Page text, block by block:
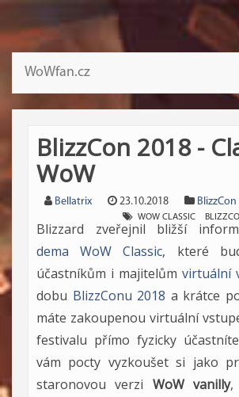
WoWfan.cz
BlizzCon 2018 -
WoW
Bellatrix 23.10.2018 BlizzCon
WOW CLASSIC
Blizzard zveřejnil bližší
dema WoW Classic, které
účastníkům i majitelům virtuální
dobu BlizzConu 2018 a krátce
máte zakoupenou virtuální
festivalu přímo fyzicky
vám pocty vyzkoušet si jako
staronovou verzi WoW vanilly,